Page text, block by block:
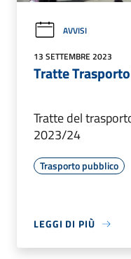
AVVISI
13 SETTEMBRE 2023
Tratte
Tratte del
2023/24
Trasporto pubblico
LEGGI DI PIÙ